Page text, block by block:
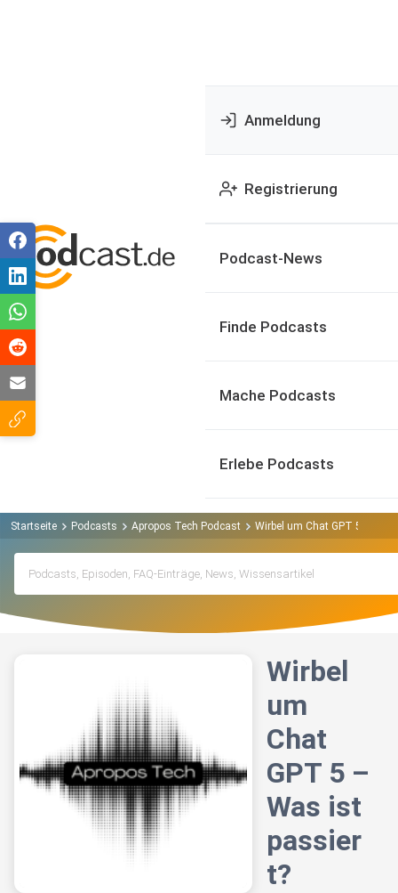
Anmeldung
Registrierung
Podcast-News
Finde Podcasts
Mache Podcasts
Erlebe Podcasts
Startseite Podcasts Apropos Tech Podcast Wirbel um Chat GPT 5 –
Wirbel
um
Chat
GPT 5 –
Was ist
passier
t?